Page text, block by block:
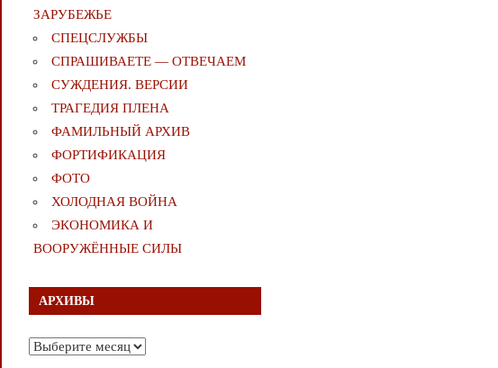
ЗАРУБЕЖЬЕ
СПЕЦСЛУЖБЫ
СПРАШИВАЕТЕ — ОТВЕЧАЕМ
СУЖДЕНИЯ. ВЕРСИИ
ТРАГЕДИЯ ПЛЕНА
ФАМИЛЬНЫЙ АРХИВ
ФОРТИФИКАЦИЯ
ФОТО
ХОЛОДНАЯ ВОЙНА
ЭКОНОМИКА И
ВООРУЖЁННЫЕ СИЛЫ
АРХИВЫ
Архивы